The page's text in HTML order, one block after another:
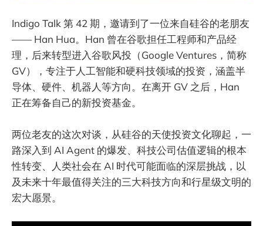
Indigo Talk 第 42 期，邀请到了一位来自硅谷的老朋友
—— Han Hua。Han 曾在谷歌担任工程师和产品经
理，后来转型进入谷歌风投（Google Ventures，简称
GV），专注于人工智能和硬科技领域的投资，涵盖半
导体、硬件、机器人等方向。在离开 GV 之后，Han
正在筹备自己的新投资基金。
两位老友的这次对谈，从硅谷的天使投资文化聊起，一
路深入到 AI Agent 的爆发、科技公司估值逻辑的根本
性转变、人类社会在 AI 时代可能面临的深层挑战，以
及未来十年最值得关注的三大科技方向和行星级文明的
宏大愿景。